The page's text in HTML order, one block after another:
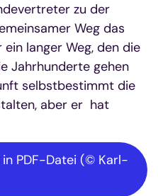
zu der
Weg das
langer Weg, den die
Jahrhunderte gehen
selbstbestimmt die
aber er hat
PDF-Datei (© Karl-